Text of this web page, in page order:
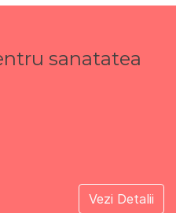
sanatatea
Vezi Detalii